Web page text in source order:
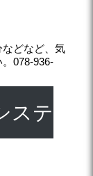
どなど、気
078-936-
ステ